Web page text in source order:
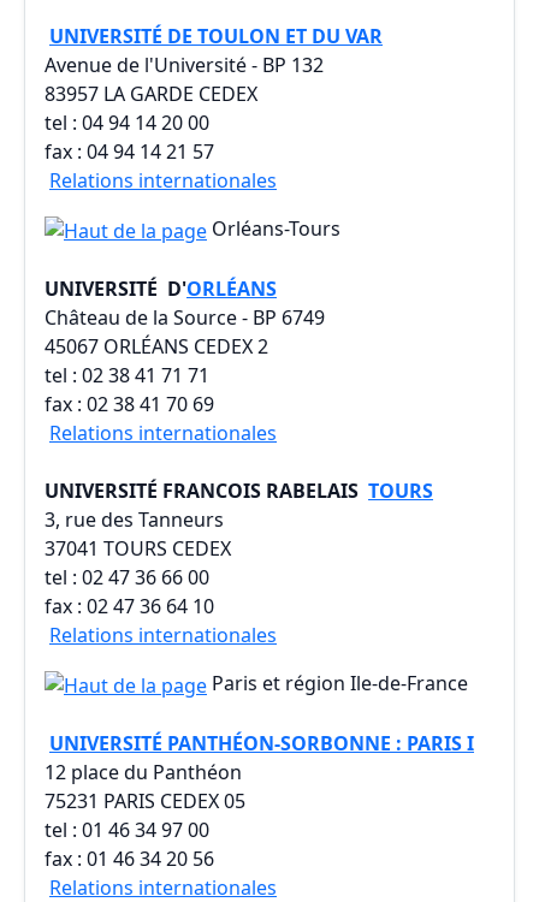
UNIVERSITÉ DE TOULON ET DU VAR
Avenue de l'Université - BP 132
83957 LA GARDE CEDEX
tel : 04 94 14 20 00
fax : 04 94 14 21 57
Relations internationales
Orléans-Tours
UNIVERSITÉ D'ORLÉANS
Château de la Source - BP 6749
45067 ORLÉANS CEDEX 2
tel : 02 38 41 71 71
fax : 02 38 41 70 69
Relations internationales
UNIVERSITÉ FRANCOIS RABELAIS TOURS
3, rue des Tanneurs
37041 TOURS CEDEX
tel : 02 47 36 66 00
fax : 02 47 36 64 10
Relations internationales
Paris et région Ile-de-France
UNIVERSITÉ PANTHÉON-SORBONNE : PARIS I
12 place du Panthéon
75231 PARIS CEDEX 05
tel : 01 46 34 97 00
fax : 01 46 34 20 56
Relations internationales